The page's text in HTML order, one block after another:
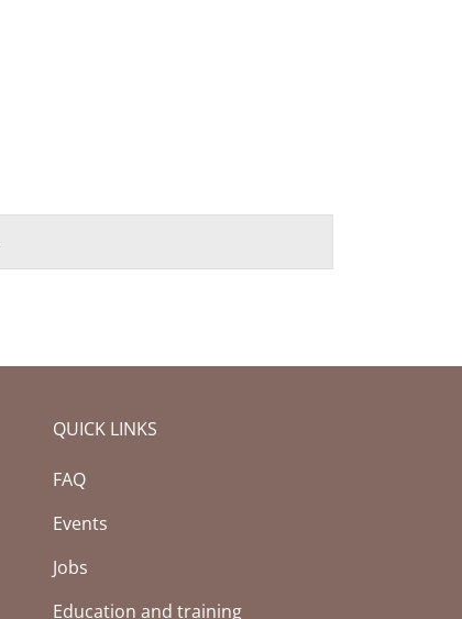
QUICK LINKS
FAQ
Events
Jobs
Education and training